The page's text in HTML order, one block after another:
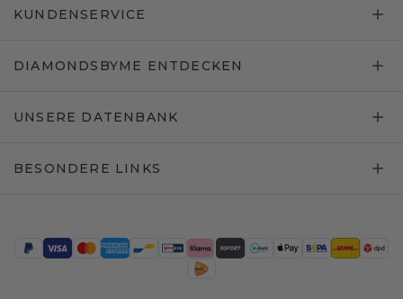
KUNDENSERVICE
DIAMONDSBYME ENTDECKEN
UNSERE DATENBANK
BESONDERE LINKS